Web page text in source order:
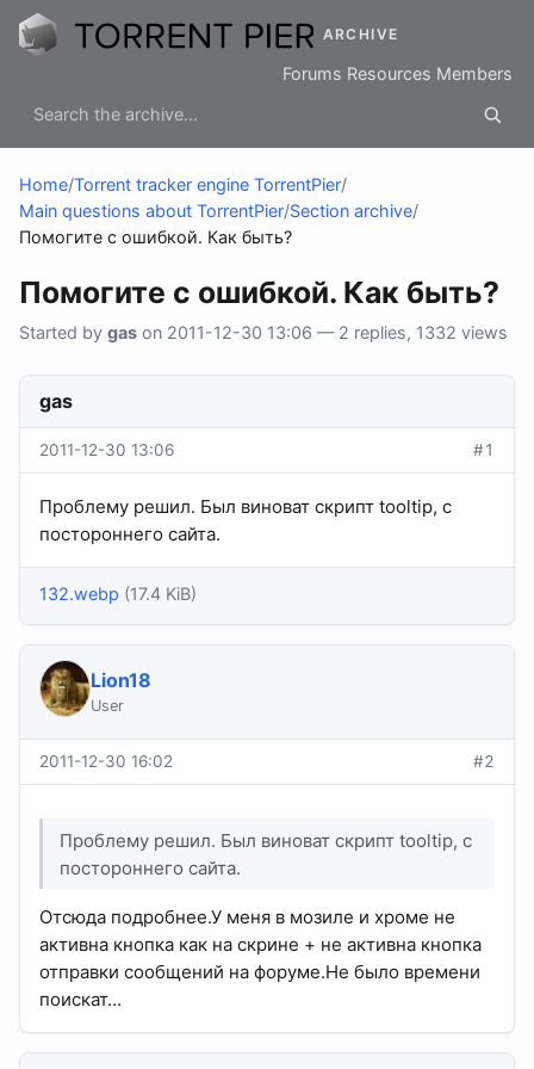
ARCHIVE
Forums Resources Members
Home/Torrent tracker engine TorrentPier/
Main questions about TorrentPier/Section archive/
Помогите с ошибкой. Как быть?
Помогите с ошибкой. Как быть?
Started by gas on 2011-12-30 13:06 — 2 replies, 1332 views
gas
2011-12-30 13:06 #1
Проблему решил. Был виноват скрипт tooltip, с
постороннего сайта.
132.webp (17.4 KiB)
Lion18
User
2011-12-30 16:02 #2
Проблему решил. Был виноват скрипт tooltip, с
постороннего сайта.
Отсюда подробнее.У меня в мозиле и хроме не
активна кнопка как на скрине + не активна кнопка
отправки сообщений на форуме.Не было времени
поискат...